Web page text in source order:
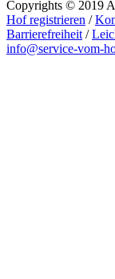
Copyrights © 2019
Hof registrieren /
Barrierefreiheit /
info@service-vom-